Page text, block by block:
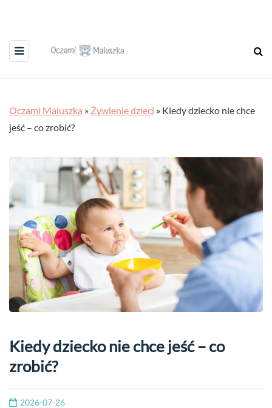
Oczami Maluszka » Żywienie dzieci » Kiedy dziecko nie chce
jeść – co zrobić?
Kiedy dziecko nie chce jeść – co
zrobić?
2026-07-26